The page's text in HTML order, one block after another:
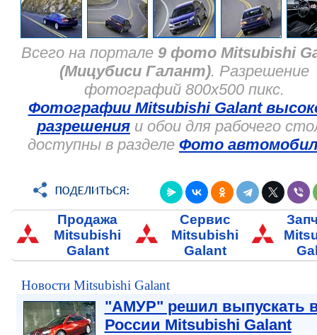
Всего на портале 9 фото Mitsubishi
(Мицубиcи Галант). Разрешение
фотографий 800x500 пикс.
Фотографии Mitsubishi Galant
разрешения и обои для рабочего
доступны в разделе Фото
Продажа
Mitsubishi
Galant
Сервис
Mitsubishi
Galant
Новости Mitsubishi Galant
"АМУР" решил выпускать
России Mitsubishi Galant